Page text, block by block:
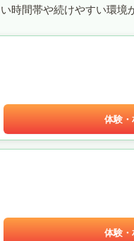
時間帯や続けやすい環境
体験
体験